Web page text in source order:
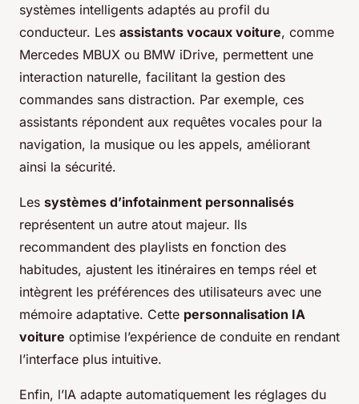
systèmes intelligents adaptés au profil du
conducteur. Les assistants vocaux voiture, comme
Mercedes MBUX ou BMW iDrive, permettent une
interaction naturelle, facilitant la gestion des
commandes sans distraction. Par exemple, ces
assistants répondent aux requêtes vocales pour la
navigation, la musique ou les appels, améliorant
ainsi la sécurité.
Les systèmes d’infotainment personnalisés
représentent un autre atout majeur. Ils
recommandent des playlists en fonction des
habitudes, ajustent les itinéraires en temps réel et
intègrent les préférences des utilisateurs avec une
mémoire adaptative. Cette personnalisation IA
voiture optimise l’expérience de conduite en rendant
l’interface plus intuitive.
Enfin, l’IA adapte automatiquement les réglages du